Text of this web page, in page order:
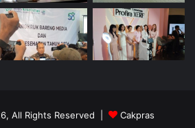
All Rights Reserved | Cakpras